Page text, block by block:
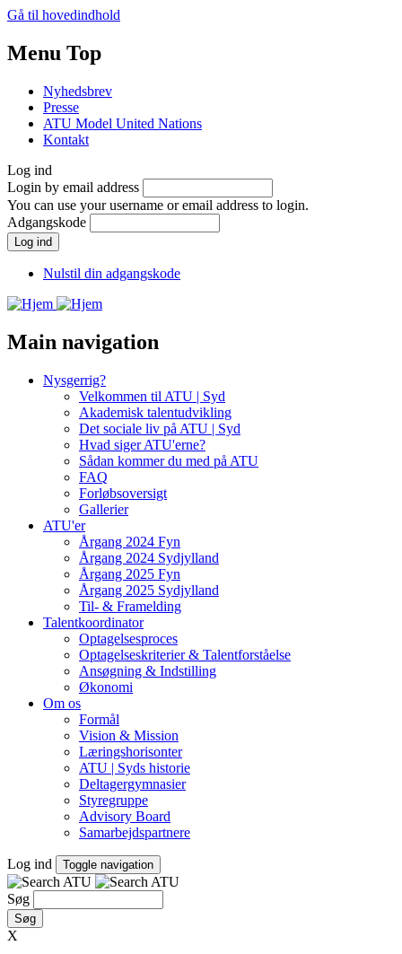
Gå til hovedindhold
Menu Top
Nyhedsbrev
Presse
ATU Model United Nations
Kontakt
Log ind
Login by email address
You can use your username or email address to login.
Adgangskode
Nulstil din adgangskode
Main navigation
Nysgerrig?
Velkommen til ATU | Syd
Akademisk talentudvikling
Det sociale liv på ATU | Syd
Hvad siger ATU'erne?
Sådan kommer du med på ATU
FAQ
Forløbsoversigt
Gallerier
ATU'er
Årgang 2024 Fyn
Årgang 2024 Sydjylland
Årgang 2025 Fyn
Årgang 2025 Sydjylland
Til- & Framelding
Talentkoordinator
Optagelsesproces
Optagelseskriterier & Talentforståelse
Ansøgning & Indstilling
Økonomi
Om os
Formål
Vision & Mission
Læringshorisonter
ATU | Syds historie
Deltagergymnasier
Styregruppe
Advisory Board
Samarbejdspartnere
Log ind Toggle navigation
Søg
X